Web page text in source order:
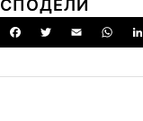
СПОДЕЛИ